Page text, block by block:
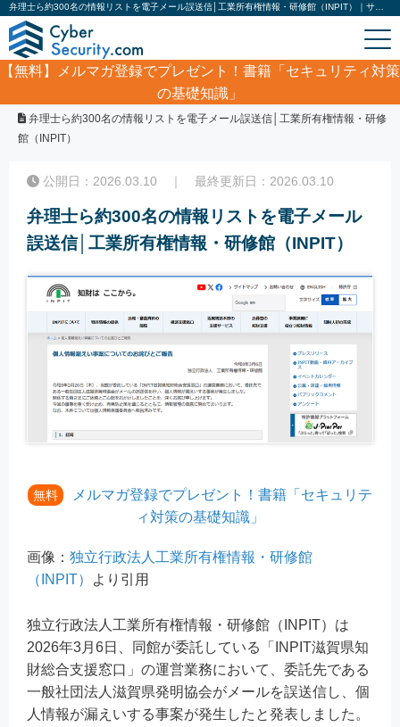
【無料】
メルマガ登録でプレゼント！書籍「セキュリティ対策
の基礎知識」
サイバーセキュリティ・情報漏洩ニュース
弁理士ら約300名の情報リストを電子メール誤送信│工業所有権情報・研修
館（INPIT）
公開日：2026.03.10 ｜ 最終更新日：2026.03.10
弁理士ら約300名の情報リストを電子メール
誤送信│工業所有権情報・研修館（INPIT）
無料
メルマガ登録でプレゼント！書籍「セキュリテ
ィ対策の基礎知識」
画像： 独立行政法人工業所有権情報・研修館
（INPIT）
より引用
独立行政法人工業所有権情報・研修館（INPIT）は
2026年3月6日、同館が委託している「INPIT滋賀県知
財総合支援窓口」の運営業務において、委託先である
一般社団法人滋賀県発明協会がメールを誤送信し、個
人情報が漏えいする事案が発生したと発表しました。